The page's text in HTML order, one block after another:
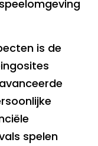
is de
spelen